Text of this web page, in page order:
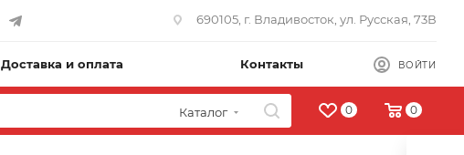
690105, г. Владивосток, ул. Русская, 73В
Доставка и оплата Контакты ВОЙТИ
Каталог 0 0